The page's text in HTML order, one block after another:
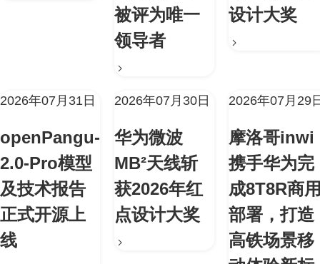
被评为唯一
领导者
设计大奖
2026年07月31日
openPangu-
2.0-Pro模型
及技术报告
正式开源上
线
2026年07月30日
华为微波
MB²天线斩
获2026年红
点设计大奖
2026年07月29
摩洛哥inwi
携手华为完
成8T8R商
部署，打造
高铁场景移